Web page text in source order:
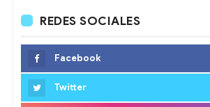
REDES SOCIALES
Facebook
Twitter